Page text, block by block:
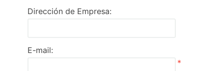
Dirección de Empresa:
E-mail:
*